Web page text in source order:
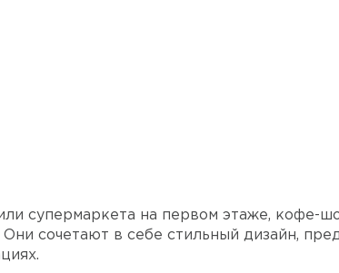
супермаркета на первом этаже, кофе-
Они сочетают в себе стильный дизайн,